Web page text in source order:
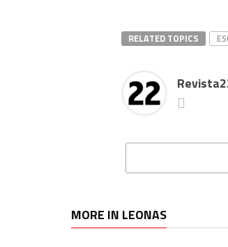
RELATED TOPICS
MORE IN LEONAS